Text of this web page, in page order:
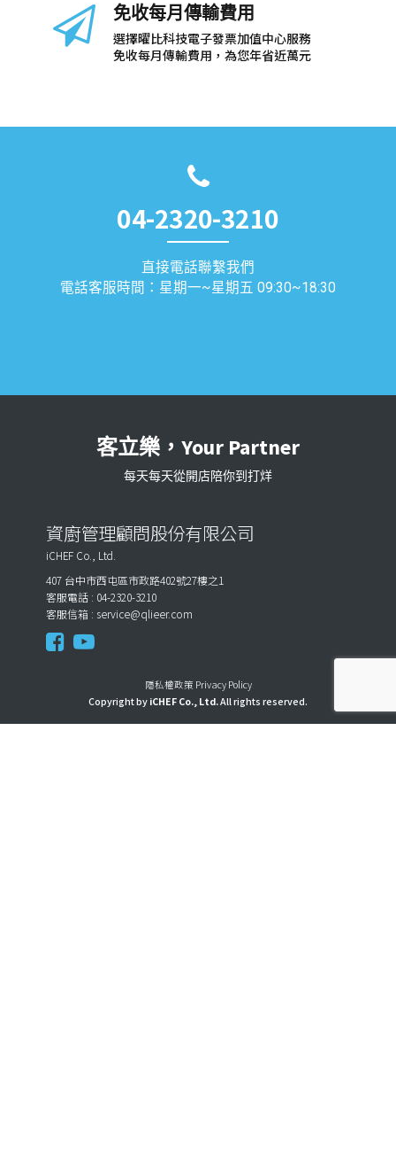
免收每月傳輸費用
選擇曜比科技電子發票加值中心服務
免收每月傳輸費用，為您年省近萬元
04-2320-3210
直接電話聯繫我們
電話客服時間：星期一~星期五 09:30~18:30
客立樂，Your Partner
每天每天從開店陪你到打烊
資廚管理顧問股份有限公司
iCHEF Co., Ltd.
407 台中市西屯區市政路402號27樓之1
客服電話 : 04-2320-3210
客服信箱 : service@qlieer.com
隱私權政策 Privacy Policy
Copyright by iCHEF Co., Ltd.All rights reserved.